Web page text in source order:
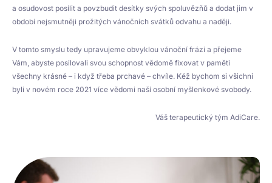
a osudovost posílit a povzbudit desítky svých spoluvězňů a dodat jim v
období nejsmutněji prožitých vánočních svátků odvahu a naději.
V tomto smyslu tedy upravujeme obvyklou vánoční frázi a přejeme
Vám, abyste posilovali svou schopnost vědomě fixovat v paměti
všechny krásné – i když třeba prchavé – chvíle. Kéž bychom si všichni
byli v novém roce 2021 více vědomi naší osobní myšlenkové svobody.
Váš terapeutický tým AdiCare.